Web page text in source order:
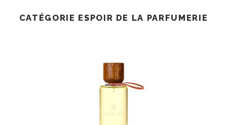
CATÉGORIE ESPOIR DE LA PARFUMERIE